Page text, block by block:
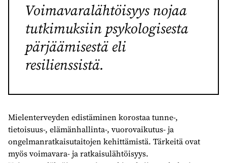
Voimavaralähtöisyys nojaa
tutkimuksiin psykologisesta
pärjäämisestä eli
resilienssistä.
Mielenterveyden edistäminen korostaa tunne-,
tietoisuus-, elämänhallinta-, vuorovaikutus- ja
ongelmanratkaisutaitojen kehittämistä. Tärkeitä ovat
myös voimavara- ja ratkaisulähtöisyys.